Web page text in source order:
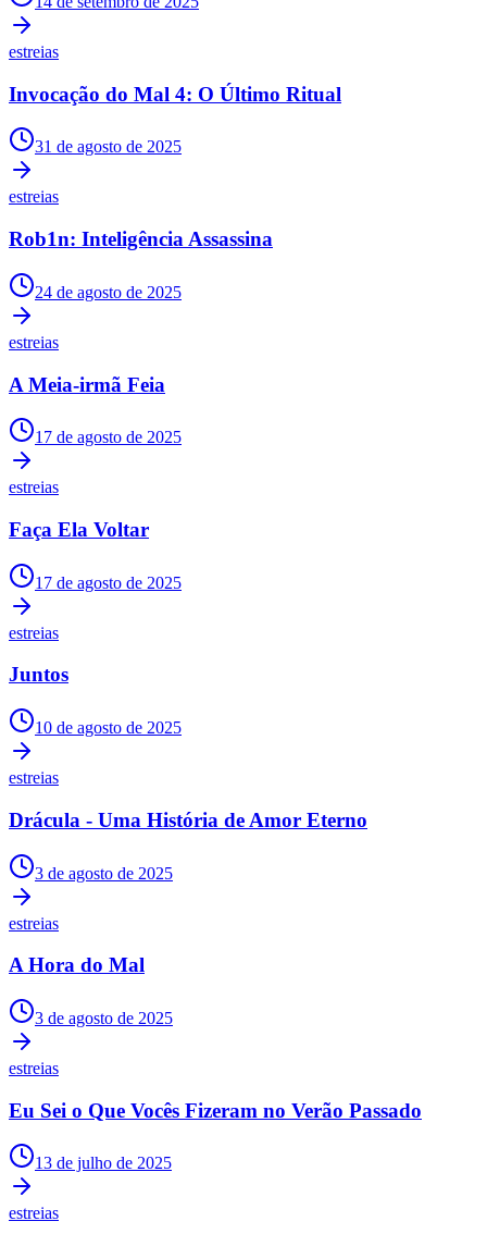
estreias
Invocação do Mal 4: O Último Ritual
31 de agosto de 2025
estreias
Rob1n: Inteligência Assassina
24 de agosto de 2025
estreias
A Meia-irmã Feia
17 de agosto de 2025
estreias
Faça Ela Voltar
17 de agosto de 2025
estreias
Juntos
10 de agosto de 2025
estreias
Drácula - Uma História de Amor Eterno
3 de agosto de 2025
estreias
A Hora do Mal
3 de agosto de 2025
estreias
Eu Sei o Que Vocês Fizeram no Verão Passado
13 de julho de 2025
estreias